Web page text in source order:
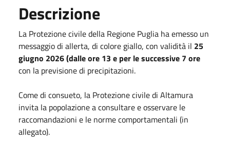
Descrizione
La Protezione civile della Regione Puglia ha emesso un
messaggio di allerta, di colore giallo, con validità il 25
giugno 2026 (dalle ore 13 e per le successive 7 ore
con la previsione di precipitazioni.
Come di consueto, la Protezione civile di Altamura
invita la popolazione a consultare e osservare le
raccomandazioni e le norme comportamentali (in
allegato).